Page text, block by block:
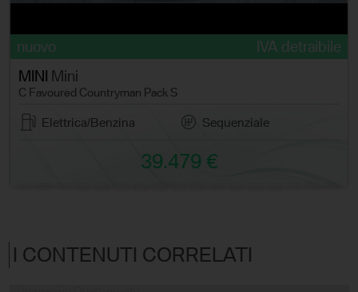
nuovo
IVA detraibile
MINI
Mini
C Favoured Countryman Pack S
Elettrica/Benzina Sequenziale
39.479 €
I CONTENUTI CORRELATI